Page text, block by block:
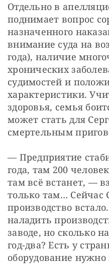
Отдельно в
поднимает вопрос
назначенного
внимание суда на
года), наличие
хронических
судимостей и
характеристики.
здоровья, семья
может стать для
смертельным
— Предприятие
года, там 200
там всё встанет, —
только там… Сейчас
производство
наладить
заводе, но сколько
год-два? Есть у
оборудование нужно